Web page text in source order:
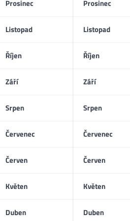
Prosinec
Listopad
Říjen
Září
Srpen
Červenec
Červen
Květen
Duben
Prosinec
Listopad
Říjen
Září
Srpen
Červenec
Červen
Květen
Duben